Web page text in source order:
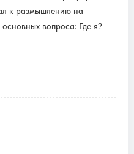
к размышлению на
вопроса: Где я?